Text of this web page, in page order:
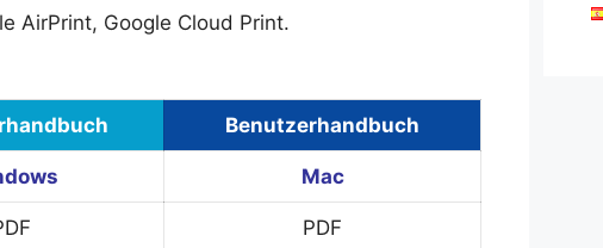
AirPrint, Google Cloud Print.
Benutzerhandbuch
Mac
PDF